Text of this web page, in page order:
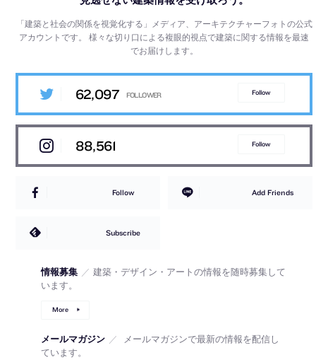
「建築と社会の関係を視覚化する」メディア、アーキテクチャーフォトの公式
アカウントです。様々な切り口による複眼的視点で建築に関する情報を最速
でお届けします。
62,097 Follow
88,561 Follow
Follow Add Friends
Subscribe
情報募集 ／ 建築・デザイン・アートの情報を随時募集して
います。
More
メールマガジン ／
メールマガジンで最新の情報を配信し
ています。